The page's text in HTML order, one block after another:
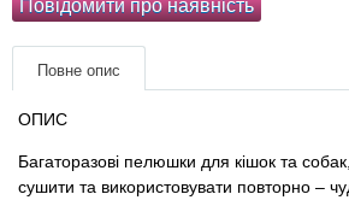
Повідомити про наявність
Повне опис
ОПИС
Багаторазові пелюшки для кішок та
сушити та використовувати повторно –
Подарункові сертифікати
Товари для гризунів